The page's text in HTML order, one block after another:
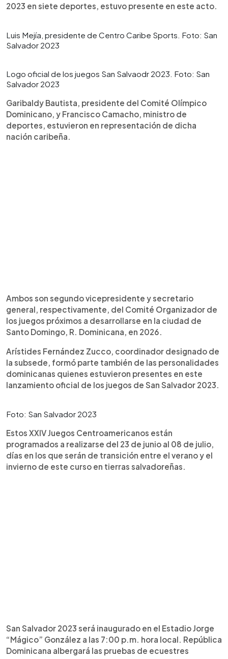
2023 en siete deportes, estuvo presente en este acto.
Luis Mejía, presidente de Centro Caribe Sports. Foto: San
Salvador 2023
Logo oficial de los juegos San Salvaodr 2023. Foto: San
Salvador 2023
Garibaldy Bautista, presidente del Comité Olímpico
Dominicano, y Francisco Camacho, ministro de
deportes, estuvieron en representación de dicha
nación caribeña.
Ambos son segundo vicepresidente y secretario
general, respectivamente, del Comité Organizador de
los juegos próximos a desarrollarse en la ciudad de
Santo Domingo, R. Dominicana, en 2026.
Arístides Fernández Zucco, coordinador designado de
la subsede, formó parte también de las personalidades
dominicanas quienes estuvieron presentes en este
lanzamiento oficial de los juegos de San Salvador 2023.
Foto: San Salvador 2023
Estos XXIV Juegos Centroamericanos están
programados a realizarse del 23 de junio al 08 de julio,
días en los que serán de transición entre el verano y el
invierno de este curso en tierras salvadoreñas.
San Salvador 2023 será inaugurado en el Estadio Jorge
“Mágico” González a las 7:00 p.m. hora local. República
Dominicana albergará las pruebas de ecuestres